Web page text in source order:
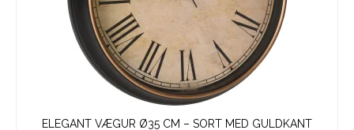
ELEGANT VÆGUR Ø35 CM – SORT MED GULDKANT